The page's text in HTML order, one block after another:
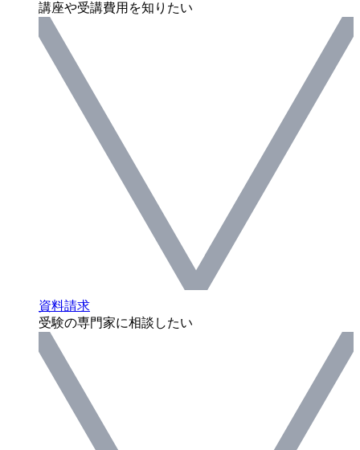
講座や受講費用を知りたい
資料請求
受験の専門家に相談したい